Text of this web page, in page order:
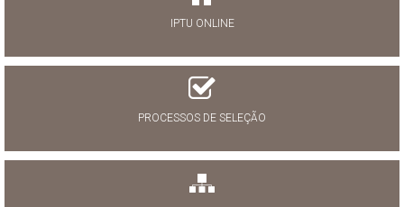
IPTU ONLINE
PROCESSOS DE SELEÇÃO